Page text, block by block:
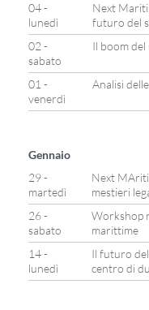
04 -
lunedì
Next
futuro del
02 -
sabato
Il boom
01 -
venerdì
Analisi
Gennaio
29 -
martedì
Next
mestieri
26 -
sabato
Workshop
marittime
14 -
lunedì
Il futuro
centro di